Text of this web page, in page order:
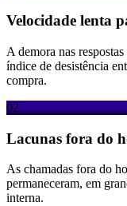
Velocidade lenta
A demora nas
índice de desistência
compra.
02
Lacunas fora do
As chamadas fora do
permaneceram, em
interna.